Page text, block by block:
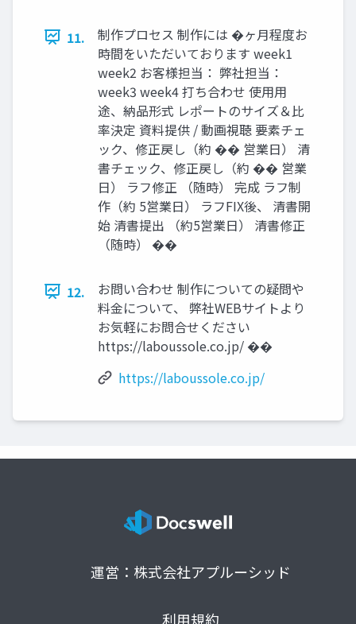
11.
制作プロセス 制作には �ヶ月程度お
時間をいただいております week1
week2 お客様担当： 弊社担当：
week3 week4 打ち合わせ 使用用
途、納品形式 レポートのサイズ＆比
率決定 資料提供 / 動画視聴 要素チェ
ック、修正戻し（約 �� 営業日） 清
書チェック、修正戻し（約 �� 営業
日） ラフ修正 （随時） 完成 ラフ制
作（約 5営業日） ラフFIX後、 清書開
始 清書提出 （約5営業日） 清書修正
（随時） ��
12.
お問い合わせ 制作についての疑問や
料金について、 弊社WEBサイトより
お気軽にお問合せください
https://laboussole.co.jp/ ��
https://laboussole.co.jp/
運営：株式会社アプルーシッド
利用規約